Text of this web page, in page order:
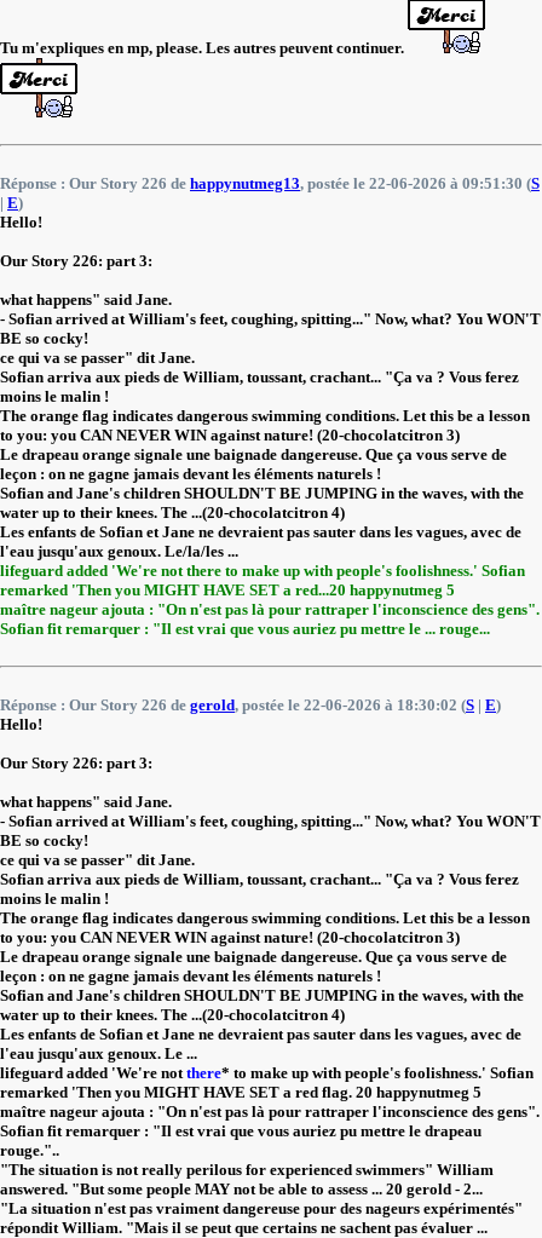
Tu m'expliques en mp, please. Les autres peuvent continuer.
Réponse : Our Story 226 de happynutmeg13, postée le 22-06-2026 à 09:51:30 (S
| E)
Hello!
Our Story 226: part 3:
what happens" said Jane.
- Sofian arrived at William's feet, coughing, spitting..." Now, what? You WON'T
BE so cocky!
ce qui va se passer" dit Jane.
Sofian arriva aux pieds de William, toussant, crachant... "Ça va ? Vous ferez
moins le malin !
The orange flag indicates dangerous swimming conditions. Let this be a lesson
to you: you CAN NEVER WIN against nature! (20-chocolatcitron 3)
Le drapeau orange signale une baignade dangereuse. Que ça vous serve de
leçon : on ne gagne jamais devant les éléments naturels !
Sofian and Jane's children SHOULDN'T BE JUMPING in the waves, with the
water up to their knees. The ...(20-chocolatcitron 4)
Les enfants de Sofian et Jane ne devraient pas sauter dans les vagues, avec de
l'eau jusqu'aux genoux. Le/la/les ...
lifeguard added 'We're not there to make up with people's foolishness.' Sofian
remarked 'Then you MIGHT HAVE SET a red...20 happynutmeg 5
maître nageur ajouta : "On n'est pas là pour rattraper l'inconscience des gens".
Sofian fit remarquer : "Il est vrai que vous auriez pu mettre le ... rouge...
Réponse : Our Story 226 de gerold, postée le 22-06-2026 à 18:30:02 (S | E)
Hello!
Our Story 226: part 3:
what happens" said Jane.
- Sofian arrived at William's feet, coughing, spitting..." Now, what? You WON'T
BE so cocky!
ce qui va se passer" dit Jane.
Sofian arriva aux pieds de William, toussant, crachant... "Ça va ? Vous ferez
moins le malin !
The orange flag indicates dangerous swimming conditions. Let this be a lesson
to you: you CAN NEVER WIN against nature! (20-chocolatcitron 3)
Le drapeau orange signale une baignade dangereuse. Que ça vous serve de
leçon : on ne gagne jamais devant les éléments naturels !
Sofian and Jane's children SHOULDN'T BE JUMPING in the waves, with the
water up to their knees. The ...(20-chocolatcitron 4)
Les enfants de Sofian et Jane ne devraient pas sauter dans les vagues, avec de
l'eau jusqu'aux genoux. Le ...
lifeguard added 'We're not there* to make up with people's foolishness.' Sofian
remarked 'Then you MIGHT HAVE SET a red flag. 20 happynutmeg 5
maître nageur ajouta : "On n'est pas là pour rattraper l'inconscience des gens".
Sofian fit remarquer : "Il est vrai que vous auriez pu mettre le drapeau
rouge."..
"The situation is not really perilous for experienced swimmers" William
answered. "But some people MAY not be able to assess ... 20 gerold - 2...
"La situation n'est pas vraiment dangereuse pour des nageurs expérimentés"
répondit William. "Mais il se peut que certains ne sachent pas évaluer ...